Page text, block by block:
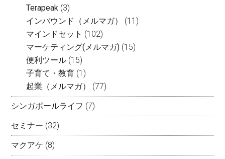
Terapeak (3)
インバウンド（メルマガ）
(11)
マインドセット (102)
マーケティング(メルマガ) (15)
便利ツール (15)
子育て・教育 (1)
起業（メルマガ）
(77)
シンガポールライフ (7)
セミナー (32)
マクアケ (8)